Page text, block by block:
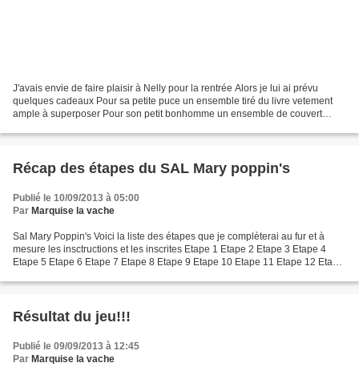
J'avais envie de faire plaisir à Nelly pour la rentrée Alors je lui ai prévu
quelques cadeaux Pour sa petite puce un ensemble tiré du livre vetement
ample à superposer Pour son petit bonhomme un ensemble de couvert
Récap des étapes du SAL Mary poppin's
Publié le 10/09/2013 à 05:00
Par Marquise la vache
Sal Mary Poppin's Voici la liste des étapes que je complèterai au fur et à
mesure les insctructions et les inscrites Etape 1 Etape 2 Etape 3 Etape 4
Etape 5 Etape 6 Etape 7 Etape 8 Etape 9 Etape 10 Etape 11 Etape 12 Etape
Résultat du jeu!!!
Publié le 09/09/2013 à 12:45
Par Marquise la vache